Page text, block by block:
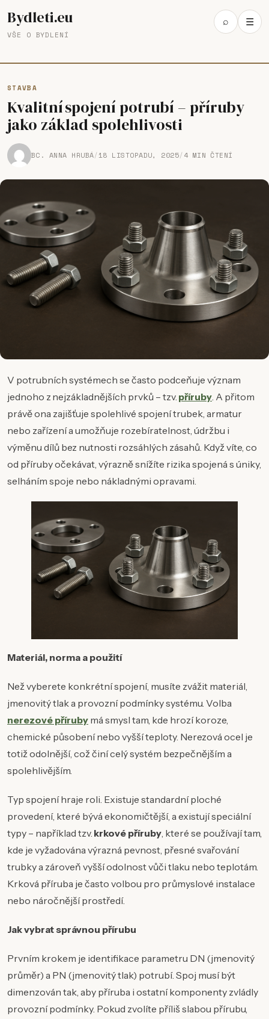
Bydleti.eu
VŠE O BYDLENÍ
Open
search
⌕ ☰
STAVBA
Kvalitní spojení potrubí – příruby
jako základ spolehlivosti
BC. ANNA HRUBÁ/18 LISTOPADU, 2025/ 4 MIN ČTENÍ
V potrubních systémech se často podceňuje význam
jednoho z nejzákladnějších prvků – tzv. příruby . A přitom
právě ona zajišťuje spolehlivé spojení trubek, armatur
nebo zařízení a umožňuje rozebíratelnost, údržbu i
výměnu dílů bez nutnosti rozsáhlých zásahů. Když víte, co
od příruby očekávat, výrazně snížíte rizika spojená s úniky,
selháním spoje nebo nákladnými opravami.
Materiál, norma a použití
Než vyberete konkrétní spojení, musíte zvážit materiál,
jmenovitý tlak a provozní podmínky systému. Volba
nerezové příruby má smysl tam, kde hrozí koroze,
chemické působení nebo vyšší teploty. Nerezová ocel je
totiž odolnější, což činí celý systém bezpečnějším a
spolehlivějším.
Typ spojení hraje roli. Existuje standardní ploché
provedení, které bývá ekonomičtější, a existují speciální
typy – například tzv. krkové příruby, které se používají tam,
kde je vyžadována výrazná pevnost, přesné svařování
trubky a zároveň vyšší odolnost vůči tlaku nebo teplotám.
Krková příruba je často volbou pro průmyslové instalace
nebo náročnější prostředí.
Jak vybrat správnou přírubu
Prvním krokem je identifikace parametru DN (jmenovitý
průměr) a PN (jmenovitý tlak) potrubí. Spoj musí být
dimenzován tak, aby příruba i ostatní komponenty zvládly
provozní podmínky. Pokud zvolíte příliš slabou přírubu,